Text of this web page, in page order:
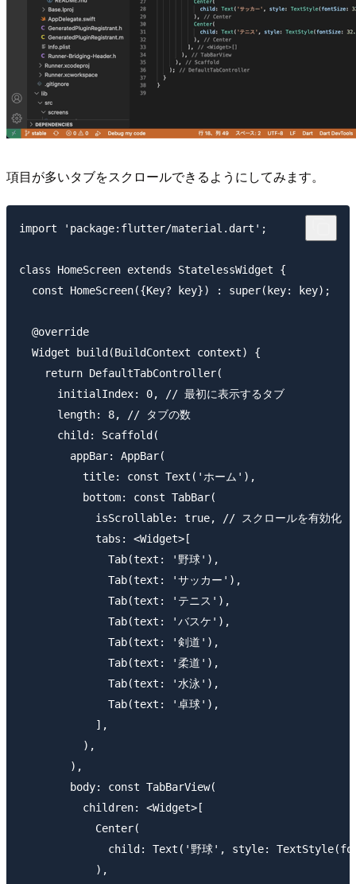
項目が多いタブをスクロールできるようにしてみます。
import 'package:flutter/material.dart';
class HomeScreen extends StatelessWidget {
  const HomeScreen({Key? key}) : super(key: key);
  @override
  Widget build(BuildContext context) {
    return DefaultTabController(
      initialIndex: 0, // 最初に表示するタブ
      length: 8, // タブの数
      child: Scaffold(
        appBar: AppBar(
          title: const Text('ホーム'),
          bottom: const TabBar(
            isScrollable: true, // スクロールを有効化
            tabs: <Widget>[
              Tab(text: '野球'),
              Tab(text: 'サッカー'),
              Tab(text: 'テニス'),
              Tab(text: 'バスケ'),
              Tab(text: '剣道'),
              Tab(text: '柔道'),
              Tab(text: '水泳'),
              Tab(text: '卓球'),
            ],
          ),
        ),
        body: const TabBarView(
          children: <Widget>[
            Center(
child: Text('野球', style:
            ),